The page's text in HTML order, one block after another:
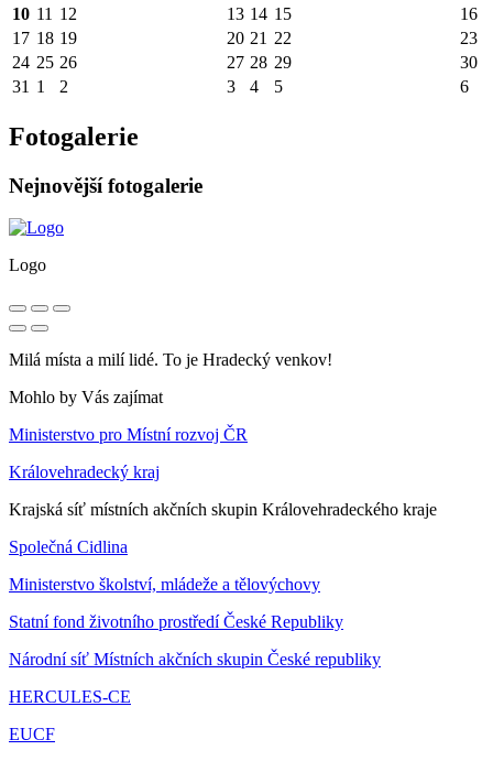
10 11 12 13 14 15
16
17 18 19 20 21 22
23
24 25 26 27 28 29
30
31 1 2 3 4 5 6
Fotogalerie
Nejnovější fotogalerie
Logo
Milá místa a milí lidé. To je Hradecký venkov!
Mohlo by Vás zajímat
Ministerstvo pro Místní rozvoj ČR
Královehradecký kraj
Krajská síť místních akčních skupin Královehradeckého kraje
Společná Cidlina
Ministerstvo školství, mládeže a tělovýchovy
Statní fond životního prostředí České Republiky
Národní síť Místních akčních skupin České republiky
HERCULES-CE
EUCF